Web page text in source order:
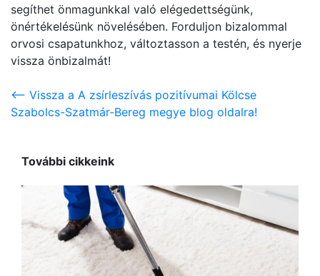
segíthet önmagunkkal való elégedettségünk,
önértékelésünk növelésében. Forduljon bizalommal
orvosi csapatunkhoz, változtasson a testén, és nyerje
vissza önbizalmát!
<-- Vissza a A zsírleszívás pozitívumai Kölcse
Szabolcs-Szatmár-Bereg megye blog oldalra!
További cikkeink